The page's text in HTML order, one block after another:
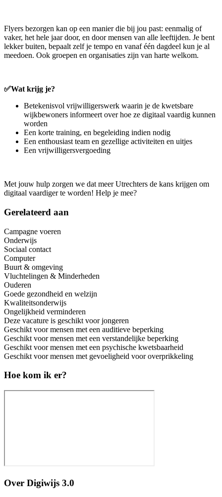
Flyers bezorgen kan op een manier die bij jou past: eenmalig of
vaker, het hele jaar door, en door mensen van alle leeftijden. Je bent
lekker buiten, bepaalt zelf je tempo en vanaf één dagdeel kun je al
meedoen. Ook groepen en organisaties zijn van harte welkom.
✅Wat krijg je?
Betekenisvol vrijwilligerswerk waarin je de kwetsbare
wijkbewoners informeert over hoe ze digitaal vaardig kunnen
worden
Een korte training, en begeleiding indien nodig
Een enthousiast team en gezellige activiteiten en uitjes
Een vrijwilligersvergoeding
Met jouw hulp zorgen we dat meer Utrechters de kans krijgen om
digitaal vaardiger te worden! Help je mee?
Gerelateerd aan
Campagne voeren
Onderwijs
Sociaal contact
Computer
Buurt & omgeving
Vluchtelingen & Minderheden
Ouderen
Goede gezondheid en welzijn
Kwaliteitsonderwijs
Ongelijkheid verminderen
Deze vacature is geschikt voor jongeren
Geschikt voor mensen met een auditieve beperking
Geschikt voor mensen met een verstandelijke beperking
Geschikt voor mensen met een psychische kwetsbaarheid
Geschikt voor mensen met gevoeligheid voor overprikkeling
Hoe kom ik er?
Over Digiwijs 3.0